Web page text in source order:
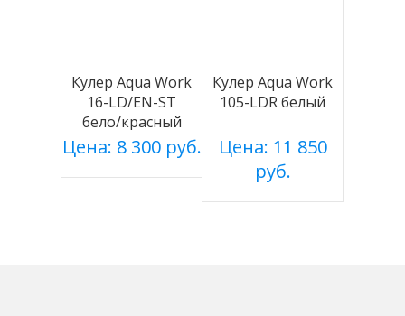
Кулер Aqua Work
16-LD/EN-ST
бело/красный
Цена: 8 300 руб.
Кулер Aqua Work
105-LDR белый
Цена: 11 850
руб.